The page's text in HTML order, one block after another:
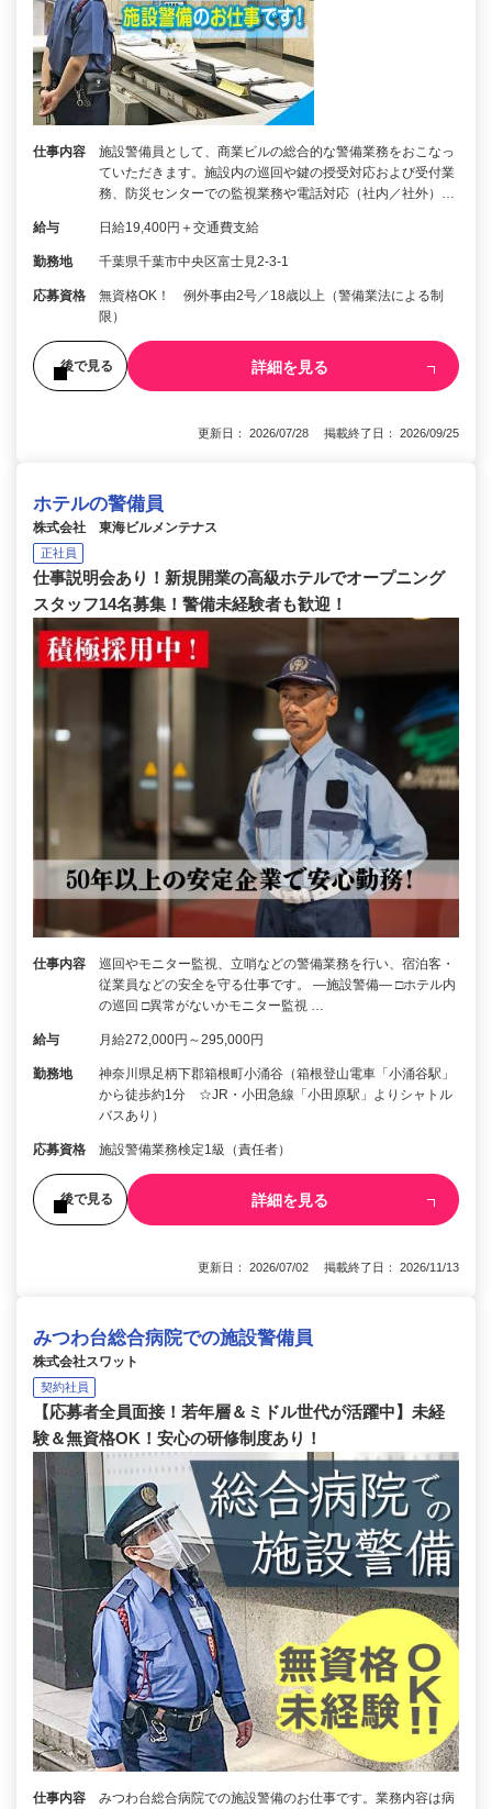
仕事内容
施設警備員として、商業ビルの総合的な警備業務をおこなっ
ていただきます。施設内の巡回や鍵の授受対応および受付業
務、防災センターでの監視業務や電話対応（社内／社外）…
給与 日給19,400円＋交通費支給
勤務地 千葉県千葉市中央区富士見2-3-1
応募資格
無資格OK！ 例外事由2号／18歳以上（警備業法による制
限）
後で見る 詳細を見る
更新日： 2026/07/28 掲載終了日： 2026/09/25
ホテルの警備員
株式会社 東海ビルメンテナス
正社員
仕事説明会あり！新規開業の高級ホテルでオープニング
スタッフ14名募集！警備未経験者も歓迎！
仕事内容
巡回やモニター監視、立哨などの警備業務を行い、宿泊客・
従業員などの安全を守る仕事です。 ―施設警備― □ホテル内
の巡回 □異常がないかモニター監視 …
給与 月給272,000円～295,000円
勤務地
神奈川県足柄下郡箱根町小涌谷（箱根登山電車「小涌谷駅」
から徒歩約1分 ☆JR・小田急線「小田原駅」よりシャトル
バスあり）
応募資格 施設警備業務検定1級（責任者）
後で見る 詳細を見る
更新日： 2026/07/02 掲載終了日： 2026/11/13
みつわ台総合病院での施設警備員
株式会社スワット
契約社員
【応募者全員面接！若年層＆ミドル世代が活躍中】未経
験＆無資格OK！安心の研修制度あり！
仕事内容
みつわ台総合病院での施設警備のお仕事です。業務内容は病